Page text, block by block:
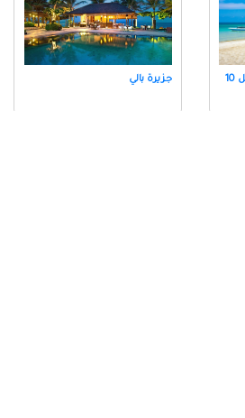
افضل شواطئ تايلاند : افضل 10
جزيرة بالي